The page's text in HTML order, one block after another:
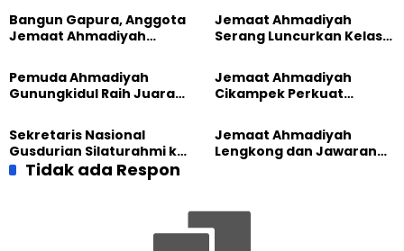
Bangun Gapura, Anggota
Jemaat Ahmadiyah
Sambut HUT RI ke-81
Jemaat Ahmadiyah
Serang Luncurkan Kelas
Generasi Unggul
Pemuda Ahmadiyah
Gunungkidul Raih Juara
Jemaat Ahmadiyah
Cikampek Perkuat
Lewat Pengajian
Gabungan
Sekretaris Nasional
Gusdurian Silaturahmi ke
Jemaat Ahmadiyah
Singaparna, Perkuat Nilai
Jemaat Ahmadiyah
Lengkong dan Jawaran
Tidak ada Respon